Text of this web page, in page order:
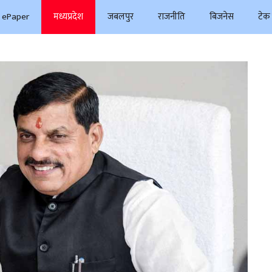
ePaper मध्यप्रदेश जबलपुर राजनीति बिजनेस टेक